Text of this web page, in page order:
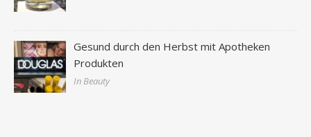
Gesund durch den Herbst mit Apotheken
Produkten
In Beauty